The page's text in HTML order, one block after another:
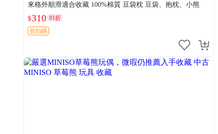
來格外順滑適合收藏 100%棉質 豆袋枕 豆袋、抱枕、小熊
$310 81折
折扣碼